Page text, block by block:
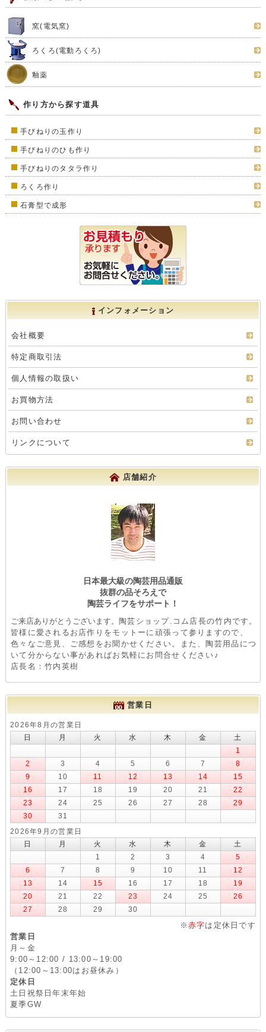
窯(電気窯)
ろくろ(電動ろくろ)
釉薬
作り方から探す道具
手びねりの玉作り
手びねりのひも作り
手びねりのタタラ作り
ろくろ作り
石膏型で成形
インフォメーション
会社概要
特定商取引法
個人情報の取扱い
お買物方法
お問い合わせ
リンクについて
店舗紹介
日本最大級の陶芸用品通販
抜群の品そろえで
陶芸ライフをサポート！
ご来店ありがとうございます。 陶芸ショップ.コム店長の竹内です。
皆様に愛されるお店作りをモットーに頑張って参りますので、
色々なご意見、ご感想をお聞かせください。また、陶芸用品につ
いて分からない事があればお気軽にお問合せください♪
店長名：竹内英樹
営業日
2026年8月の営業日
日
月 火 水 木 金
土
1
2
3 4 5 6 7
8
9
10 11 12 13 14
15
16
17 18 19 20 21
22
23
24 25 26 27 28
29
30
31
2026年9月の営業日
日
月 火 水 木 金
土
1
2 3 4
5
6
7 8 9 10 11
12
13
14 15 16 17 18
19
20
21 22 23 24 25
26
27
28 29 30
※ 赤字は定休日です
営業日
月～金
9:00～12:00 / 13:00～19:00
（12:00～13:00はお昼休み）
定休日
土日祝祭日年末年始
夏季GW